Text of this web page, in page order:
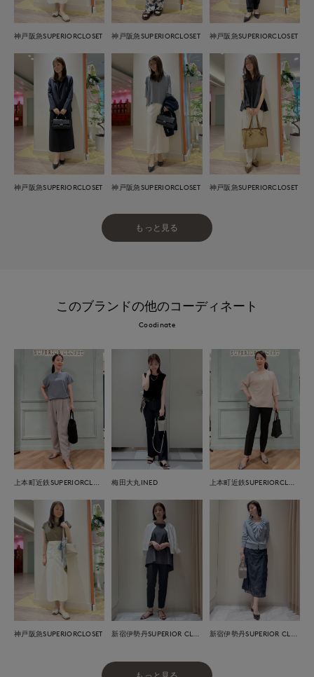
神戸阪急SUPERIORCLOSET 神戸阪急SUPERIORCLOSET 神戸阪急SUPERIORCLOSET
神戸阪急SUPERIORCLOSET 神戸阪急SUPERIORCLOSET 神戸阪急SUPERIORCLOSET
もっと見る
このブランドの他のコーディネート
Coodinate
梅田大丸INED
神戸阪急SUPERIORCLOSET